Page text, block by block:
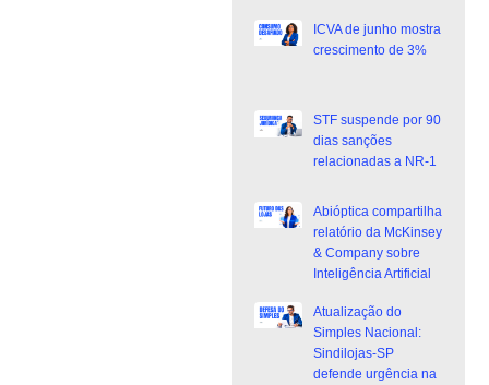
ICVA de junho mostra
crescimento de 3%
STF suspende por 90
dias sanções
relacionadas a NR-1
Abióptica compartilha
relatório da McKinsey
& Company sobre
Inteligência Artificial
Atualização do
Simples Nacional:
Sindilojas-SP
defende urgência na